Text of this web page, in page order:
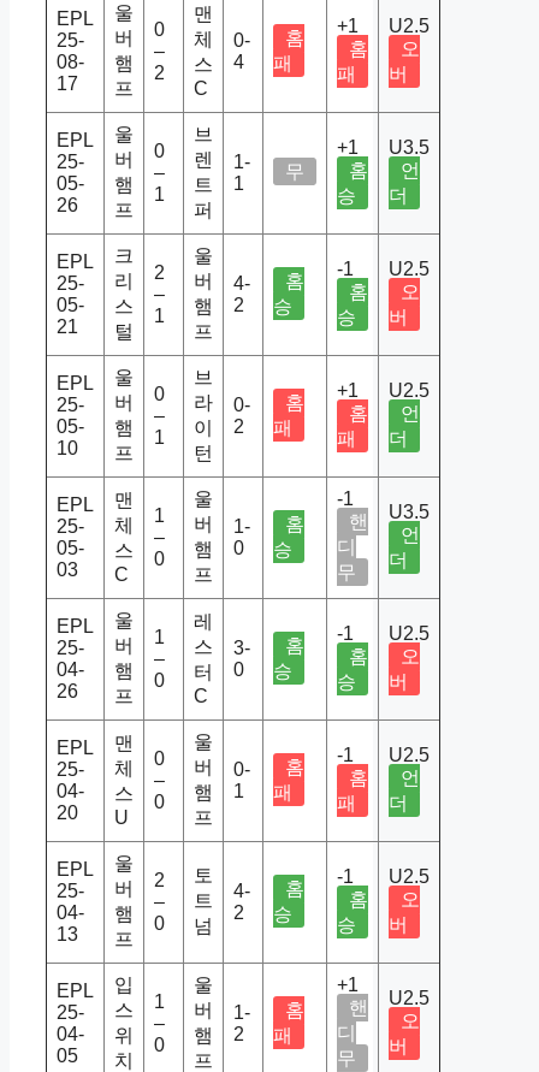
EPL
25-
08-
17
울
버
햄
프
0
–
2
맨
체
스
C
0-
4
홈
패
+1
홈
패
U2.5
오
버
EPL
25-
05-
26
울
버
햄
프
0
–
1
브
렌
트
퍼
1-
1
무
+1
홈
승
U3.5
언
더
EPL
25-
05-
21
크
리
스
털
2
–
1
울
버
햄
프
4-
2
홈
승
-1
홈
승
U2.5
오
버
EPL
25-
05-
10
울
버
햄
프
0
–
1
브
라
이
턴
0-
2
홈
패
+1
홈
패
U2.5
언
더
EPL
25-
05-
03
맨
체
스
C
1
–
0
울
버
햄
프
1-
0
홈
승
-1
핸
디
무
U3.5
언
더
EPL
25-
04-
26
울
버
햄
프
1
–
0
레
스
터
C
3-
0
홈
승
-1
홈
승
U2.5
오
버
EPL
25-
04-
20
맨
체
스
U
0
–
0
울
버
햄
프
0-
1
홈
패
-1
홈
패
U2.5
언
더
EPL
25-
04-
13
울
버
햄
프
2
–
0
토
트
넘
4-
2
홈
승
-1
홈
승
U2.5
오
버
EPL
25-
04-
05
입
스
위
치
1
–
0
울
버
햄
프
1-
2
홈
패
+1
핸
디
무
U2.5
오
버